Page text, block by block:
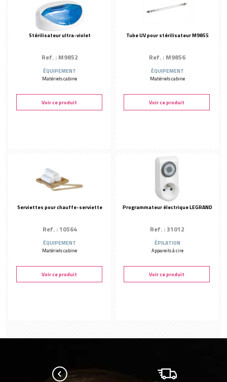
Stérilisateur ultra-violet
Ref. : M9852
ÉQUIPEMENT
Matériels cabine
Voir ce produit
Tube UV pour stérilisateur M9855
Ref. : M9856
ÉQUIPEMENT
Matériels cabine
Voir ce produit
Serviettes pour chauffe-serviette
Ref. : 10564
ÉQUIPEMENT
Matériels cabine
Voir ce produit
Programmateur électrique LEGRAND
Ref. : 31012
ÉPILATION
Appareils à cire
Voir ce produit